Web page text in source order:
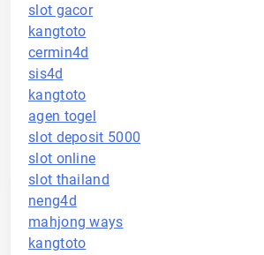
slot gacor
kangtoto
cermin4d
sis4d
kangtoto
agen togel
slot deposit 5000
slot online
slot thailand
neng4d
mahjong ways
kangtoto